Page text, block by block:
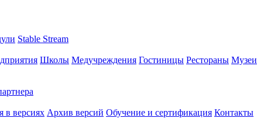
Stable Stream
Школы Медучреждения Гостиницы Рестораны Музеи
в версиях Архив версий Обучение и сертификация Контакты